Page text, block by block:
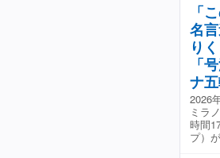
「
名
り
「
ナ五
2026
ミラ
時間
プ）